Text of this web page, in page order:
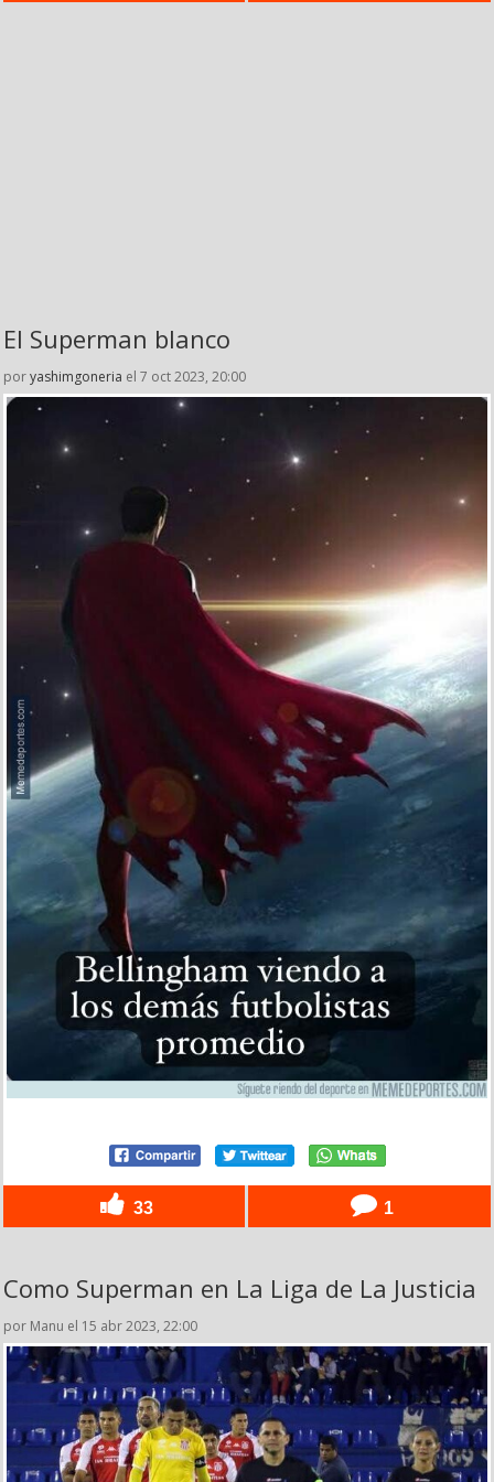
El Superman blanco
poryashimgoneria el 7 oct 2023, 20:00
33 1
Como Superman en La Liga de La Justicia
por Manu el 15 abr 2023, 22:00